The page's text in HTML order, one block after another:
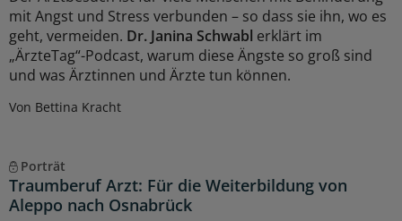
mit Angst und Stress verbunden – so dass sie ihn, wo es
geht, vermeiden. Dr. Janina Schwabl erklärt im
„ÄrzteTag“-Podcast, warum diese Ängste so groß sind
und was Ärztinnen und Ärzte tun können.
Von Bettina Kracht
Porträt
Traumberuf Arzt: Für die Weiterbildung von
Aleppo nach Osnabrück